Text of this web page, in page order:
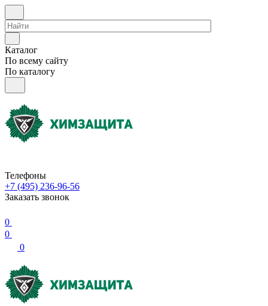
Каталог
По всему сайту
По каталогу
Телефоны
+7 (495) 236-96-56
Заказать звонок
0
0
0